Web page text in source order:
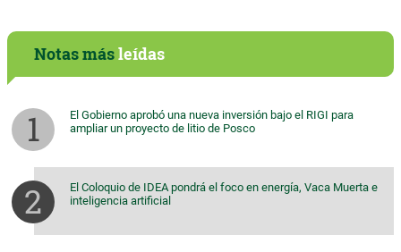
Notas másleídas
El Gobierno aprobó una nueva inversión bajo el RIGI para
ampliar un proyecto de litio de Posco
El Coloquio de IDEA pondrá el foco en energía, Vaca Muerta e
inteligencia artificial